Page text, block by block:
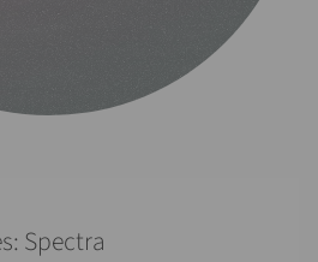
Spectra